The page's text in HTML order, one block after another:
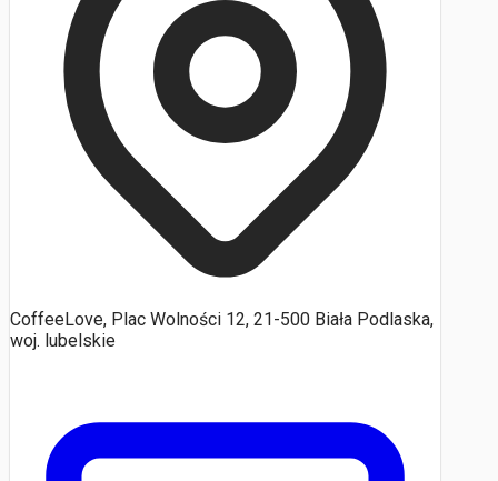
CoffeeLove, Plac Wolności 12, 21-500 Biała Podlaska,
woj. lubelskie